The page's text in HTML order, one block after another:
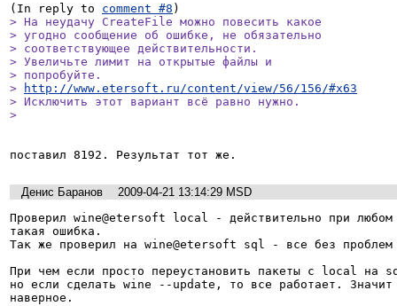
(In reply to comment #8
> На неудачу CreateFile можно повесить какое
> угодно сообщение об ошибке, не обязательно
> соответствующее действительности.
> Увеличьте лимит на открытые файлы и
> попробуйте.
>
http://www.etersoft.ru/content/view/56/156/#x63
> Исключить этот вариант всё равно нужно.
>
Денис Баранов
2009-04-21 13:14:29 MSD
Проверил wine@etersoft local - действительно при
такая ошибка.
Так же проверил на wine@etersoft sql - все без проблем
При чем если просто переустановить пакеты с local на
но если сделать wine --update, то все работает.
наверное.